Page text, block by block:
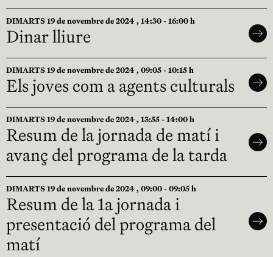
DIMARTS 19 de novembre de 2024 , 14:30 - 16:00 h
Dinar lliure
DIMARTS 19 de novembre de 2024 , 09:05 - 10:15 h
Els joves com a agents culturals
DIMARTS 19 de novembre de 2024 , 13:55 - 14:00 h
Resum de la jornada de matí i
avanç del programa de la tarda
DIMARTS 19 de novembre de 2024 , 09:00 - 09:05 h
Resum de la 1a jornada i
presentació del programa del
matí